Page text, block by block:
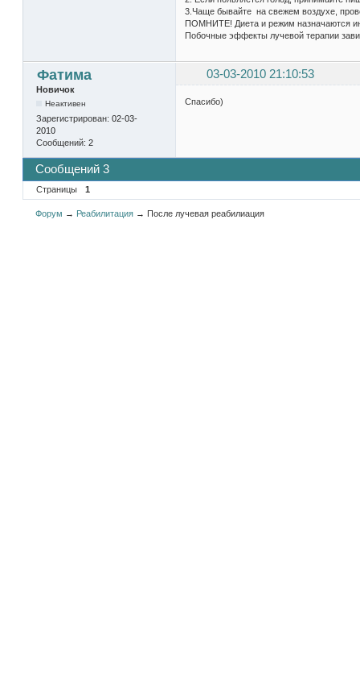
3.Чаще бывайте на свежем воздухе,
ПОМНИТЕ! Диета и режим назначаются
Побочные эффекты лучевой терапии
Фатима 03-03-2010 21:10:53
Новичок
Неактивен
Зарегистрирован: 02-03-
2010
Сообщений: 2
Спасибо)
Сообщений 3
Страницы 1
Форум → Реабилитация → После лучевая реабилиация